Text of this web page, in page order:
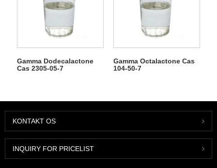
Gamma Dodecalactone
Cas 2305-05-7
Gamma Octalactone Cas
104-50-7
KONTAKT OS
INQUIRY FOR PRICELIST